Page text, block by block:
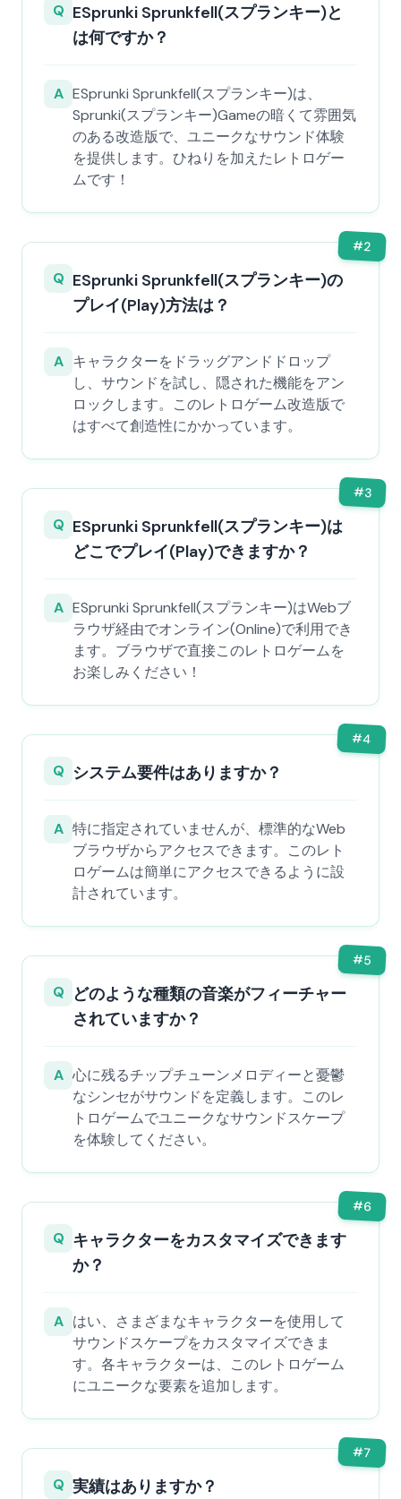
Q ESprunki Sprunkfell(スプランキー)と
は何ですか？
A ESprunki Sprunkfell(スプランキー)は、
Sprunki(スプランキー)Gameの暗くて雰囲気
のある改造版で、ユニークなサウンド体験
を提供します。ひねりを加えたレトロゲー
ムです！
#2
Q ESprunki Sprunkfell(スプランキー)の
プレイ(Play)方法は？
A キャラクターをドラッグアンドドロップ
し、サウンドを試し、隠された機能をアン
ロックします。このレトロゲーム改造版で
はすべて創造性にかかっています。
#3
Q ESprunki Sprunkfell(スプランキー)は
どこでプレイ(Play)できますか？
A ESprunki Sprunkfell(スプランキー)はWebブ
ラウザ経由でオンライン(Online)で利用でき
ます。ブラウザで直接このレトロゲームを
お楽しみください！
#4
Q システム要件はありますか？
A 特に指定されていませんが、標準的なWeb
ブラウザからアクセスできます。このレト
ロゲームは簡単にアクセスできるように設
計されています。
#5
Q どのような種類の音楽がフィーチャー
されていますか？
A 心に残るチップチューンメロディーと憂鬱
なシンセがサウンドを定義します。このレ
トロゲームでユニークなサウンドスケープ
を体験してください。
#6
Q キャラクターをカスタマイズできます
か？
A はい、さまざまなキャラクターを使用して
サウンドスケープをカスタマイズできま
す。各キャラクターは、このレトロゲーム
にユニークな要素を追加します。
#7
Q 実績はありますか？